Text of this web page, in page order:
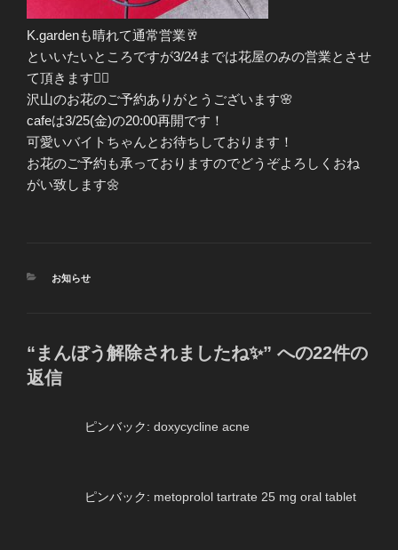
K.gardenも晴れて通常営業🥂
といいたいところですが3/24までは花屋のみの営業とさせ
て頂きます🙇‍♀️
沢山のお花のご予約ありがとうございます🌸
cafeは3/25(金)の20:00再開です！
可愛いバイトちゃんとお待ちしております！
お花のご予約も承っておりますのでどうぞよろしくおね
がい致します🌼
カ
お知らせ
“まんぼう解除されましたね✨” への22件の
返信
ピンバック: doxycycline acne
ピンバック: metoprolol tartrate 25 mg oral tablet